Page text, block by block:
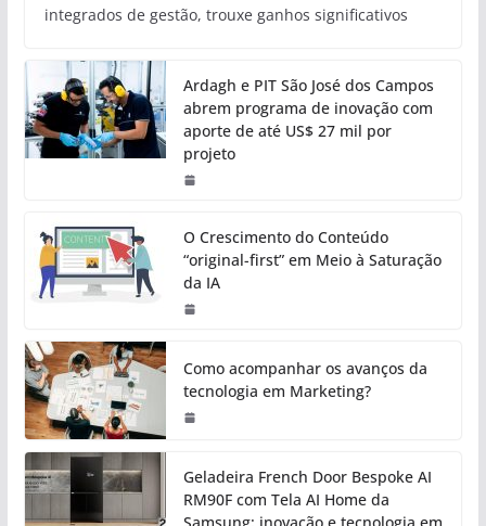
integrados de gestão, trouxe ganhos significativos
Ardagh e PIT São José dos Campos
abrem programa de inovação com
aporte de até US$ 27 mil por
projeto
O Crescimento do Conteúdo
“original-first” em Meio à Saturação
da IA
Como acompanhar os avanços da
tecnologia em Marketing?
Geladeira French Door Bespoke AI
RM90F com Tela AI Home da